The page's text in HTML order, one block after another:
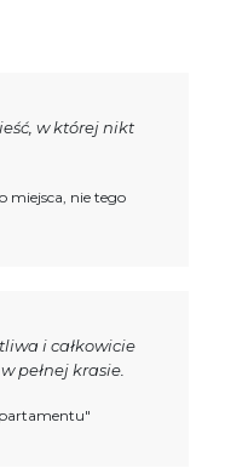
w której nikt
miejsca, nie tego
i całkowicie
pełnej krasie.